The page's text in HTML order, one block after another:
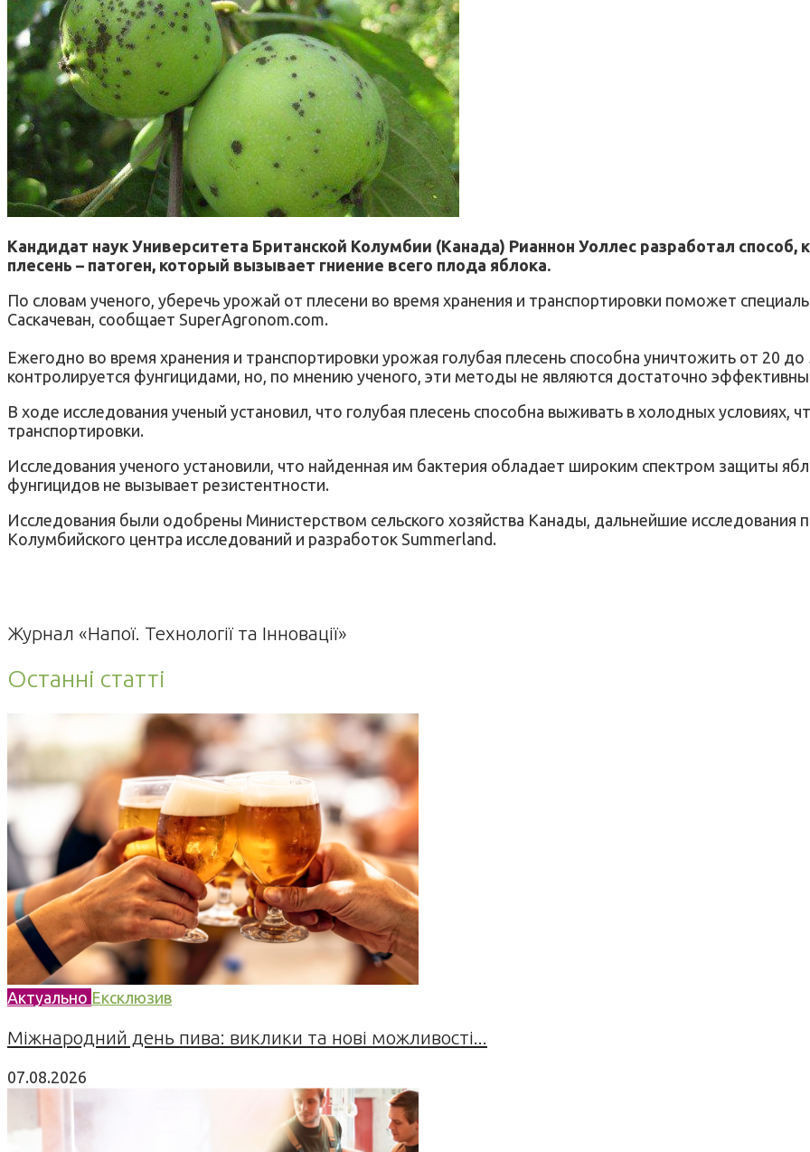
Кандидат наук Университета Британской Колумбии (Канада) Рианнон Уоллес разработал способ,
плесень – патоген, который вызывает гниение всего плода яблока.
По словам ученого, уберечь урожай от плесени во время хранения и транспортировки поможет
Саскачеван, сообщает SuperAgronom.com.
Ежегодно во время хранения и транспортировки урожая голубая плесень способна уничтожить от 20
контролируется фунгицидами, но, по мнению ученого, эти методы не являются достаточно
В ходе исследования ученый установил, что голубая плесень способна выживать в холодных условиях,
транспортировки.
Исследования ученого установили, что найденная им бактерия обладает широким спектром защиты
фунгицидов не вызывает резистентности.
Исследования были одобрены Министерством сельского хозяйства Канады, дальнейшие исследования
Колумбийского центра исследований и разработок Summerland.
Журнал «Напої. Технології та Інновації»
Останні статті
Актуально Ексклюзив
Міжнародний день пива: виклики та нові можливості...
07.08.2026